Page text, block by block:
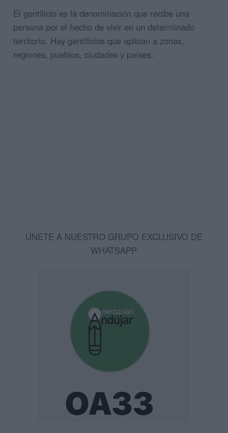
El gentilicio es la denominación que recibe una
persona por el hecho de vivir en un determinado
territorio. Hay gentilicios que aplican a zonas,
regiones, pueblos, ciudades y países.
ÚNETE A NUESTRO GRUPO EXCLUSIVO DE
WHATSAPP